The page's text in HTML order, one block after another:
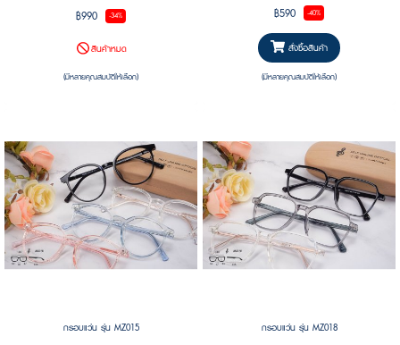
ยืดหยุ่น
฿990 -34%
สินค้าหมด
(มีหลายคุณสมบัติให้เลือก)
฿590 -40%
สั่งซื้อสินค้า
(มีหลายคุณสมบัติให้เลือก)
กรอบแว่น รุ่น MZ015
กรอบแว่น รุ่น MZ018